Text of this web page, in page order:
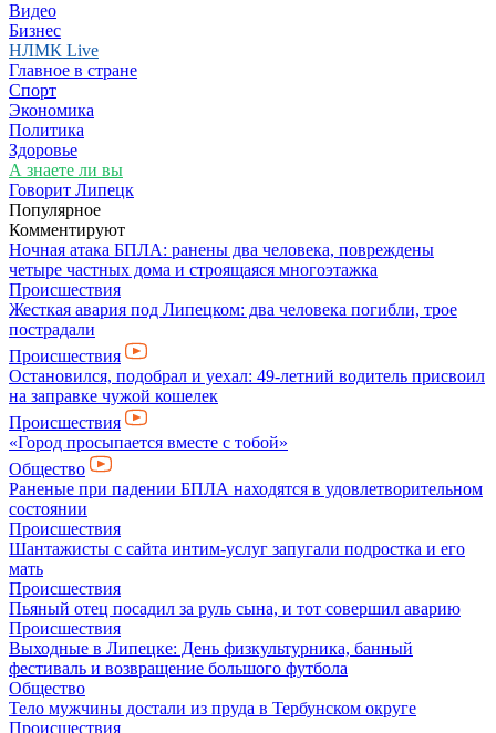
Видео
Бизнес
НЛМК Live
Главное в стране
Спорт
Экономика
Политика
Здоровье
А знаете ли вы
Говорит Липецк
Популярное
Комментируют
Ночная атака БПЛА: ранены два человека, повреждены
четыре частных дома и строящаяся многоэтажка
Происшествия
Жесткая авария под Липецком: два человека погибли, трое
пострадали
Происшествия
Остановился, подобрал и уехал: 49-летний водитель присвоил
на заправке чужой кошелек
Происшествия
«Город просыпается вместе с тобой»
Общество
Раненые при падении БПЛА находятся в удовлетворительном
состоянии
Происшествия
Шантажисты с сайта интим-услуг запугали подростка и его
мать
Происшествия
Пьяный отец посадил за руль сына, и тот совершил аварию
Происшествия
Выходные в Липецке: День физкультурника, банный
фестиваль и возвращение большого футбола
Общество
Тело мужчины достали из пруда в Тербунском округе
Происшествия